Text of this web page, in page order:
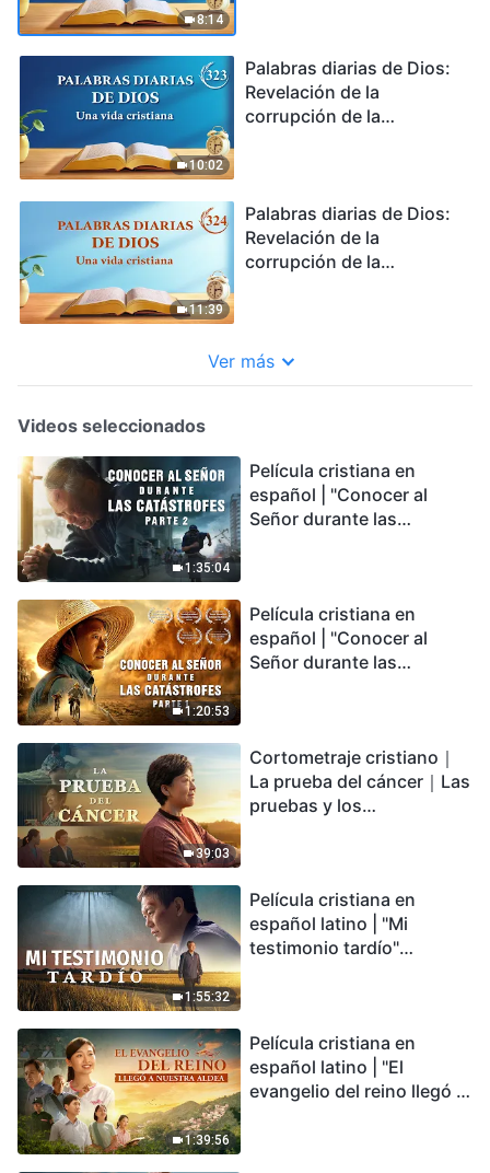
8:14
10:02
Palabras diarias de Dios:
Revelación de la
corrupción de la
11:39
Palabras diarias de Dios:
Revelación de la
corrupción de la
Ver más
Videos seleccionados
1:35:04
Película cristiana en
español | "Conocer al
Señor durante las
podemos sobrevivir?
1:20:53
Película cristiana en
español | "Conocer al
Señor durante las
encontrarás refugio?
39:03
Cortometraje cristiano｜
La prueba del cáncer｜Las
pruebas y los
1:55:32
Película cristiana en
español latino | "Mi
testimonio tardío"
conmovedor
1:39:56
Película cristiana en
español latino | "El
evangelio del reino llegó a